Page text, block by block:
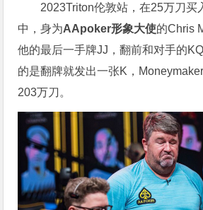
2023Triton伦敦站，在25万刀买
中，身为AApoker形象大使的Chris
他的最后一手牌JJ，翻前和对手的
的是翻牌就发出一张K，
203万刀。